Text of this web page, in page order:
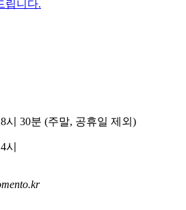
립니다.
시 30분 (주말, 공휴일 제외)
시